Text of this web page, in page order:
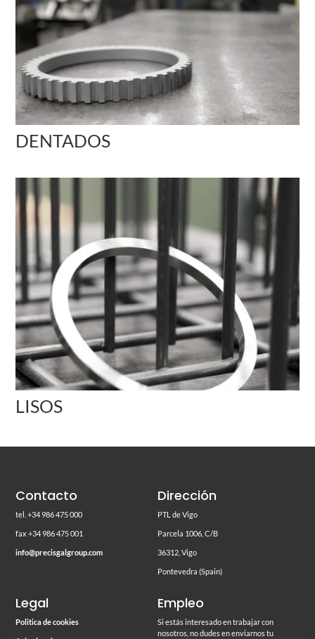
DENTADOS
LISOS
Contacto
tel. +34 986 475 000
fax +34 986 475 001
info@precisgalgroup.com
Dirección
PTL de Vigo
Parcela 1006, C/B
36312, Vigo
Pontevedra (Spain)
Legal
Politica de cookies
Empleo
Si estás interesado en trabajar con
nosotros, no dudes en enviarnos tu